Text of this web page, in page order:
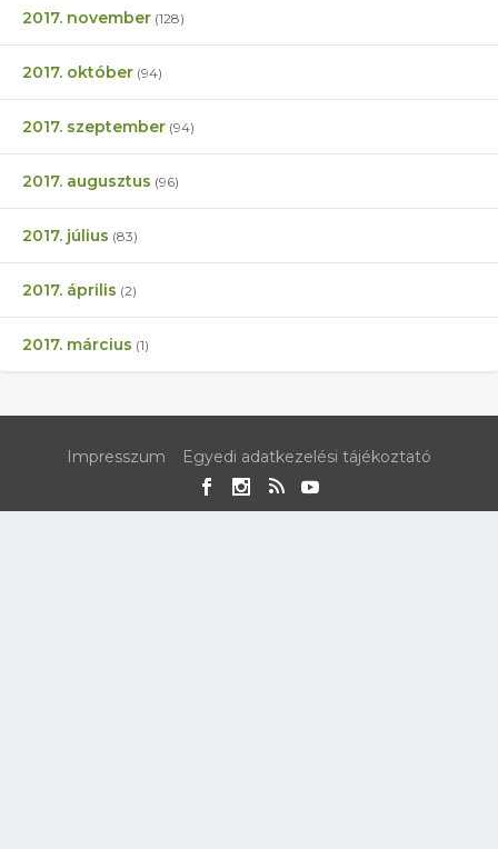
2017. november (128)
2017. október (94)
2017. szeptember (94)
2017. augusztus (96)
2017. július (83)
2017. április (2)
2017. március (1)
Impresszum Egyedi adatkezelési tájékoztató